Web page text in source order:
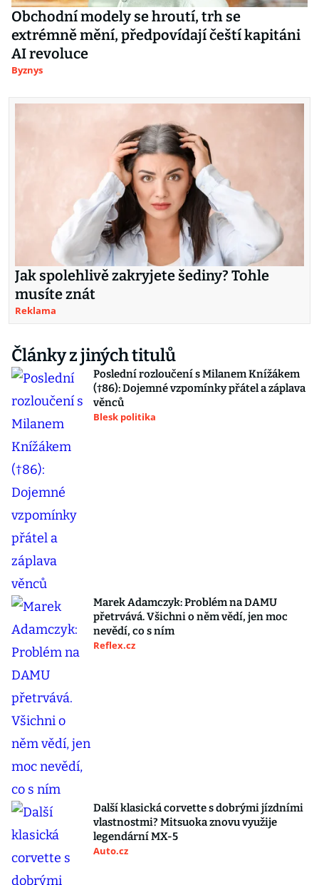
Obchodní modely se hroutí, trh se
extrémně mění, předpovídají čeští kapitáni
AI revoluce
Byznys
Jak spolehlivě zakryjete šediny? Tohle
musíte znát
Reklama
Články z jiných titulů
Poslední rozloučení s Milanem Knížákem
(†86): Dojemné vzpomínky přátel a záplava
věnců
Blesk politika
Marek Adamczyk: Problém na DAMU
přetrvává. Všichni o něm vědí, jen moc
nevědí, co s ním
Reflex.cz
Další klasická corvette s dobrými jízdními
vlastnostmi? Mitsuoka znovu využije
legendární MX-5
Auto.cz